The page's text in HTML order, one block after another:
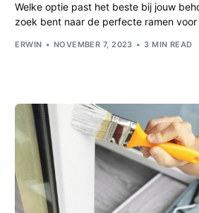
Welke optie past het beste bij jouw
zoek bent naar de perfecte ramen
ERWIN NOVEMBER 7, 2023 3 MIN READ